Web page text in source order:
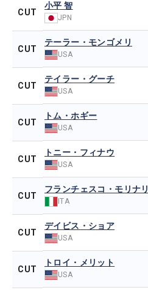
CUT
小平 智
JPN
CUT
テーラー・モンゴメリ
USA
CUT
テイラー・グーチ
USA
CUT
トム・ホギー
USA
CUT
トニー・フィナウ
USA
CUT
フランチェスコ・モリナリ
ITA
CUT
デイビス・ショア
USA
CUT
トロイ・メリット
USA